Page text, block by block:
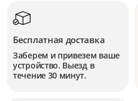
Бесплатная доставка
Заберем и привезем ваше
устройство. Выезд в
течение 30 минут.